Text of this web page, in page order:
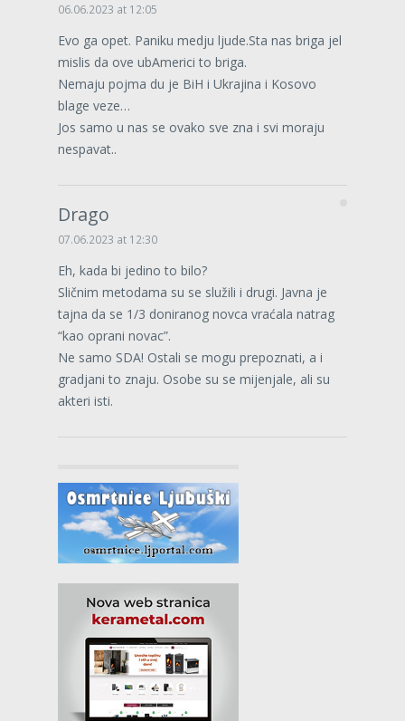
06.06.2023 at 12:05
Evo ga opet. Paniku medju ljude.Sta nas briga jel
mislis da ove ubAmerici to briga.
Nemaju pojma du je BiH i Ukrajina i Kosovo
blage veze…
Jos samo u nas se ovako sve zna i svi moraju
nespavat..
Drago
07.06.2023 at 12:30
Eh, kada bi jedino to bilo?
Sličnim metodama su se služili i drugi. Javna je
tajna da se 1/3 doniranog novca vraćala natrag
“kao oprani novac”.
Ne samo SDA! Ostali se mogu prepoznati, a i
gradjani to znaju. Osobe su se mijenjale, ali su
akteri isti.